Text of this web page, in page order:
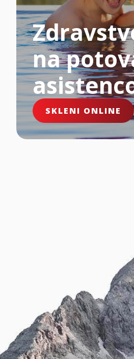
na
SKLENI ONLINE